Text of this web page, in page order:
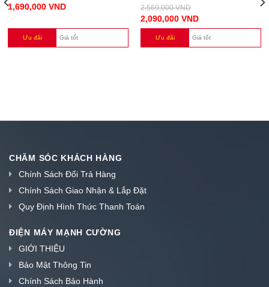
1,690,000 VND
Ưu đãi Giá tốt
2,569,000VND
2,090,000 VND
Ưu đãi Giá tốt
CHĂM SÓC KHÁCH HÀNG
Chính Sách Đổi Trả Hàng
Chính Sách Giao Nhận & Lắp Đặt
Quy Định Hình Thức Thanh Toán
ĐIỆN MÁY MẠNH CƯỜNG
GIỚI THIỆU
Bảo Mật Thông Tin
Chính Sách Bảo Hành